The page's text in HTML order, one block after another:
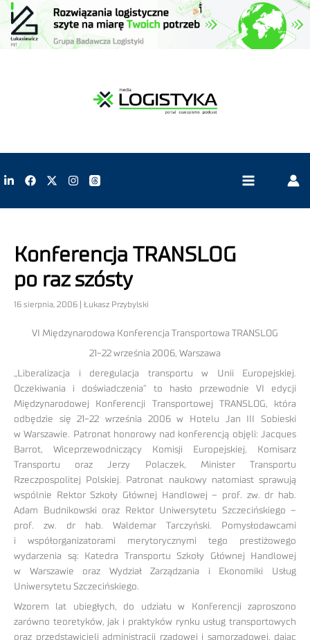
Konferencja TRANSLOG
po raz szósty
16 sierpnia, 2006 | Łukasz Przybylski
VI Międzynarodowa Konferencja Transportowa TRANSLOG
21-22 września 2006, Warszawa
„Liberalizacja i deregulacja transportu w Unii Europejskiej.
Oczekiwania i doświadczenia” to hasło przewodnie VI edycji
Międzynarodowej Konferencji Transportowej TRANSLOG, która
odbędzie się 21-22 września 2006 w Hotelu Jan III Sobieski
w Warszawie. Patronat honorowy nad konferencją objęli: Jacques
Barrot, Wiceprzewodniczący Komisji Europejskiej, Komisarz
Transportu oraz Jerzy Polaczek, Minister Transportu
Rzeczpospolitej Polskiej. Patronat naukowy natomiast sprawują
wspólnie Rektor Szkoły Głównej Handlowej – prof. zw. dr hab.
Adam Budnikowski oraz Rektor Uniwersytetu Szczecińskiego –
prof. zw. dr hab. Waldemar Tarczyński. Pomysłodawcami
i współorganizatorami merytorycznymi tego prestiżowego
wydarzenia są: Katedra Transportu Szkoły Głównej Handlowej
w Warszawie oraz Wydział Zarządzania i Ekonomiki Usług
Uniwersytetu Szczecińskiego.
Wzorem lat ubiegłych, do udziału w Konferencji zaproszono
zarówno teoretyków, jak i praktyków rynku usług transportowych
oraz przedstawicieli administracji rządowej i samorządowej, dając